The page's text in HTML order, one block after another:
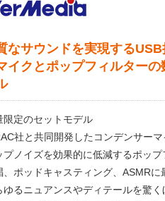
なサウンドを実現する
イクとポップフィルターの
限定のセットモデル
社と共同開発したコンデンサーマ
プノイズを効果的に低減するポップ
、ポッドキャスティング、ASMRに
ゆるニュアンスやディテールを驚